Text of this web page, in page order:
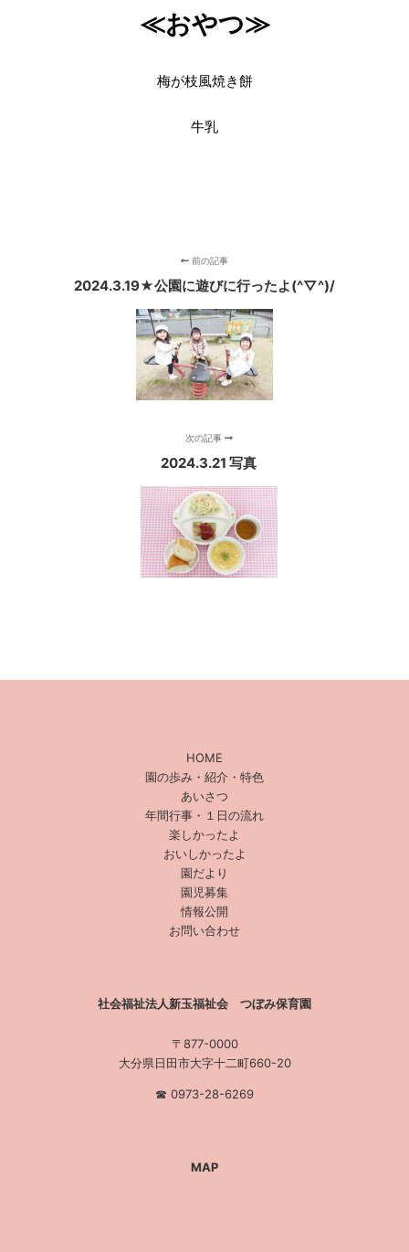
≪おやつ≫
梅が枝風焼き餅
牛乳
前の記事
2024.3.19★公園に遊びに行ったよ(^▽^)/
次の記事
2024.3.21 写真
HOME
園の歩み・紹介・特色
あいさつ
年間行事・１日の流れ
楽しかったよ
おいしかったよ
園だより
園児募集
情報公開
お問い合わせ
社会福祉法人新玉福祉会 つぼみ保育園
〒877-0000
大分県日田市大字十二町660-20
☎︎ 0973-28-6269
MAP